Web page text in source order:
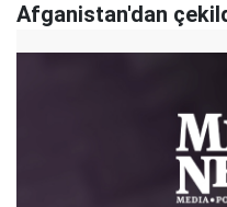
Afganistan'dan